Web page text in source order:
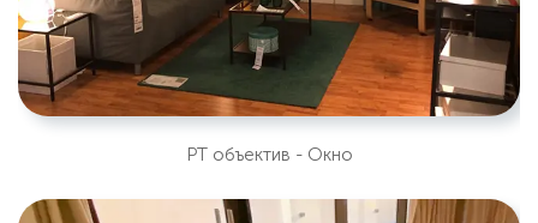
PT объектив - Окно